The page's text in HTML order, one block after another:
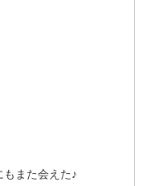
もまた会えた♪